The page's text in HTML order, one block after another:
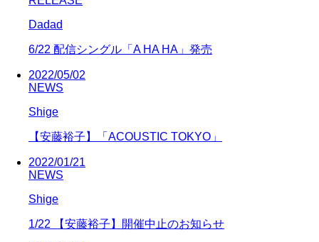
Dadad
6/22 配信シングル「A HA HA」発売
2022/05/02
NEWS
Shige
【安藤裕子】「ACOUSTIC TOKYO」
2022/01/21
NEWS
Shige
1/22 【安藤裕子】開催中止のお知らせ